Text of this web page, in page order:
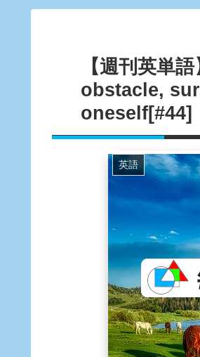
【週刊英単
obstacle,
oneself[#44]
英語